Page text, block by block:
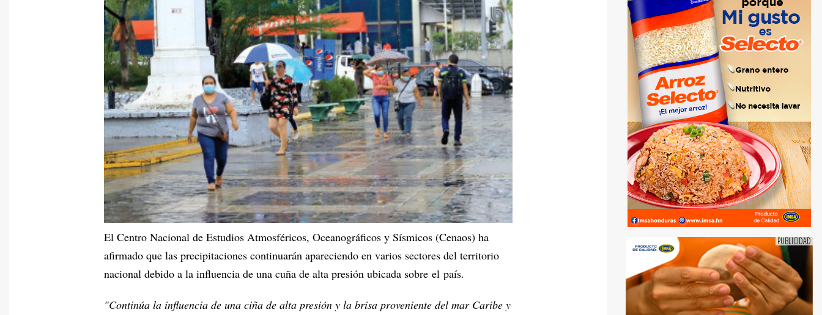
El Centro Nacional de Estudios Atmosféricos, Oceanográficos y Sísmicos (Cenaos) ha
afirmado que las precipitaciones continuarán apareciendo en varios sectores del territorio
nacional debido a la influencia de una cuña de alta presión ubicada sobre el país.
"Continúa la influencia de una ciña de alta presión y la brisa proveniente del mar Caribe y